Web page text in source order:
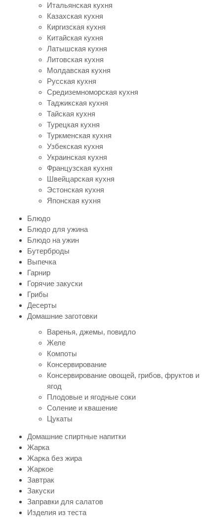
Итальянская кухня
Казахская кухня
Киргизская кухня
Китайская кухня
Латышская кухня
Литовская кухня
Молдавская кухня
Русская кухня
Средиземноморская кухня
Таджикская кухня
Тайская кухня
Турецкая кухня
Туркменская кухня
Узбекская кухня
Украинская кухня
Французская кухня
Швейцарская кухня
Эстонская кухня
Японская кухня
Блюдо
Блюдо для ужина
Блюдо на ужин
Бутерброды
Выпечка
Гарнир
Горячие закуски
Грибы
Десерты
Домашние заготовки
Варенья, джемы, повидло
Желе
Компоты
Консервирование
Консервирование овощей, грибов, фруктов и
ягод
Плодовые и ягодные соки
Соление и квашение
Цукаты
Домашние спиртные напитки
Жарка
Жарка без жира
Жаркое
Завтрак
Закуски
Заправки для салатов
Изделия из теста